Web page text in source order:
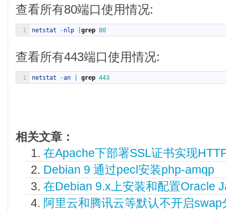
查看所有80端口使用情况:
1 netstat -nlp grep 80
查看所有443端口使用情况:
1 netstat -an grep 443
相关文章：
在Apache下部署SSL证书实现
Debian 9 通过pecl安装php-amqp
在Debian 9.x上安装和配置Oracle
阿里云和腾讯云等默认不开启